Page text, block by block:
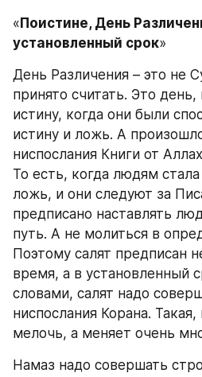
«Поистине, День
установленный срок»
День Различения – это не
принято считать. Это
истину, когда они были
истину и ложь. А
ниспослания Книги от
То есть, когда людям
ложь, и они следуют за
предписано наставлять
путь. А не молиться в
Поэтому салят предписан
время, а в установленный
словами, салят надо
ниспослания Корана.
мелочь, а меняет очень
Намаз надо совершать